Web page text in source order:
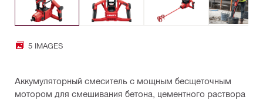
5 IMAGES
Аккумуляторный смеситель с мощным бесщеточным
мотором для смешивания бетона, цементного раствора